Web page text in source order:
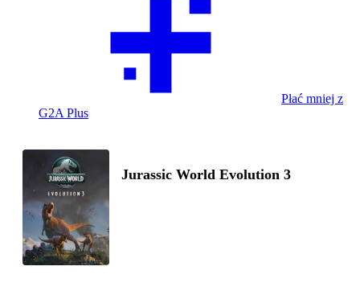
Płać mniej z
G2A Plus
Jurassic World Evolution 3